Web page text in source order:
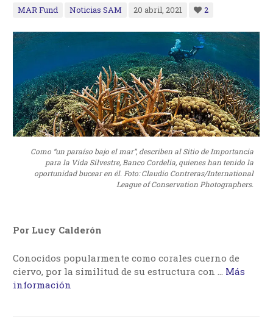
MAR Fund Noticias SAM 20 abril, 2021 2
Como “un paraíso bajo el mar”, describen al Sitio de Importancia
para la Vida Silvestre, Banco Cordelia, quienes han tenido la
oportunidad bucear en él. Foto: Claudio Contreras/International
League of Conservation Photographers.
Por Lucy Calderón
Conocidos popularmente como corales cuerno de
ciervo, por la similitud de su estructura con … Más
información